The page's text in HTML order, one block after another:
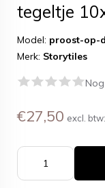
tegeltje
Model: proost-op-
Merk: Storytiles
€27,50 excl. btw: